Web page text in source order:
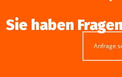
Sie haben
Anfrage